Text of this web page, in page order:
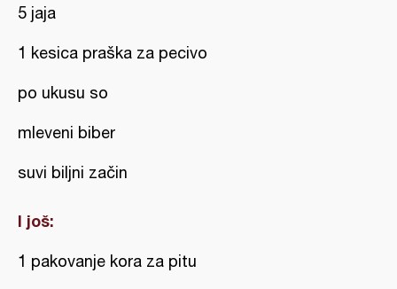
5 jaja
1 kesica praška za pecivo
po ukusu so
mleveni biber
suvi biljni začin
I još:
1 pakovanje kora za pitu